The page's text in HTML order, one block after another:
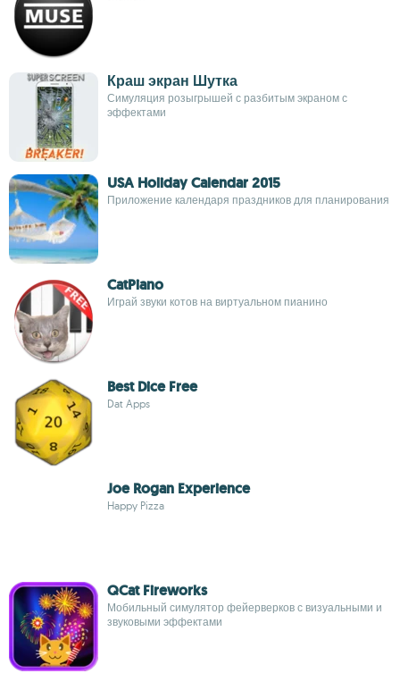
Краш экран Шутка
Симуляция розыгрышей с разбитым экраном с
эффектами
USA Holiday Calendar 2015
Приложение календаря праздников для планирования
CatPiano
Играй звуки котов на виртуальном пианино
Best Dice Free
Dat Apps
Joe Rogan Experience
Happy Pizza
QCat Fireworks
Мобильный симулятор фейерверков с визуальными и
звуковыми эффектами